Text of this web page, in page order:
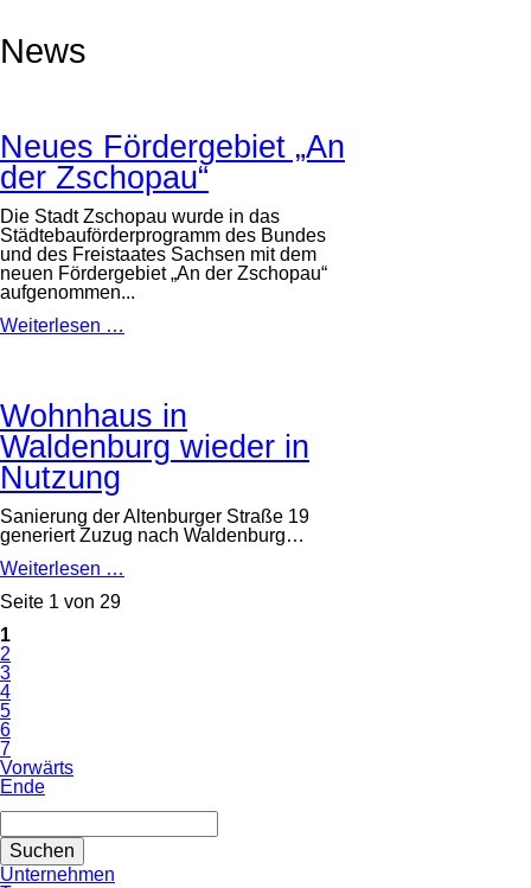
News
Neues Fördergebiet „An
der Zschopau“
Die Stadt Zschopau wurde in das
Städtebauförderprogramm des Bundes
und des Freistaates Sachsen mit dem
neuen Fördergebiet „An der Zschopau“
aufgenommen...
Weiterlesen …
Zschopau“
Wohnhaus in
Waldenburg wieder in
Nutzung
Sanierung der Altenburger Straße 19
generiert Zuzug nach Waldenburg…
Weiterlesen …
Seite 1 von 29
1
2
3
4
5
6
7
Vorwärts
Ende
Suchbegriffe
Suchen
Navigation
Unternehmen